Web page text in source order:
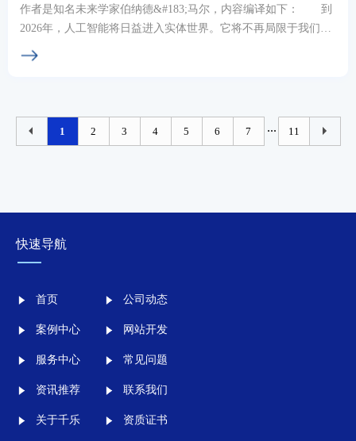
作者是知名未来学家伯纳德&#183;马尔，内容编译如下： 到
2026年，人工智能将日益进入实体世界。它将不再局限于我们电
脑和手机中运行的软件和应用程序，而将以...
1 2 3 4 5 6 7 ... 11
快速导航
首页
案例中心
服务中心
资讯推荐
关于千乐
公司动态
网站开发
常见问题
联系我们
资质证书